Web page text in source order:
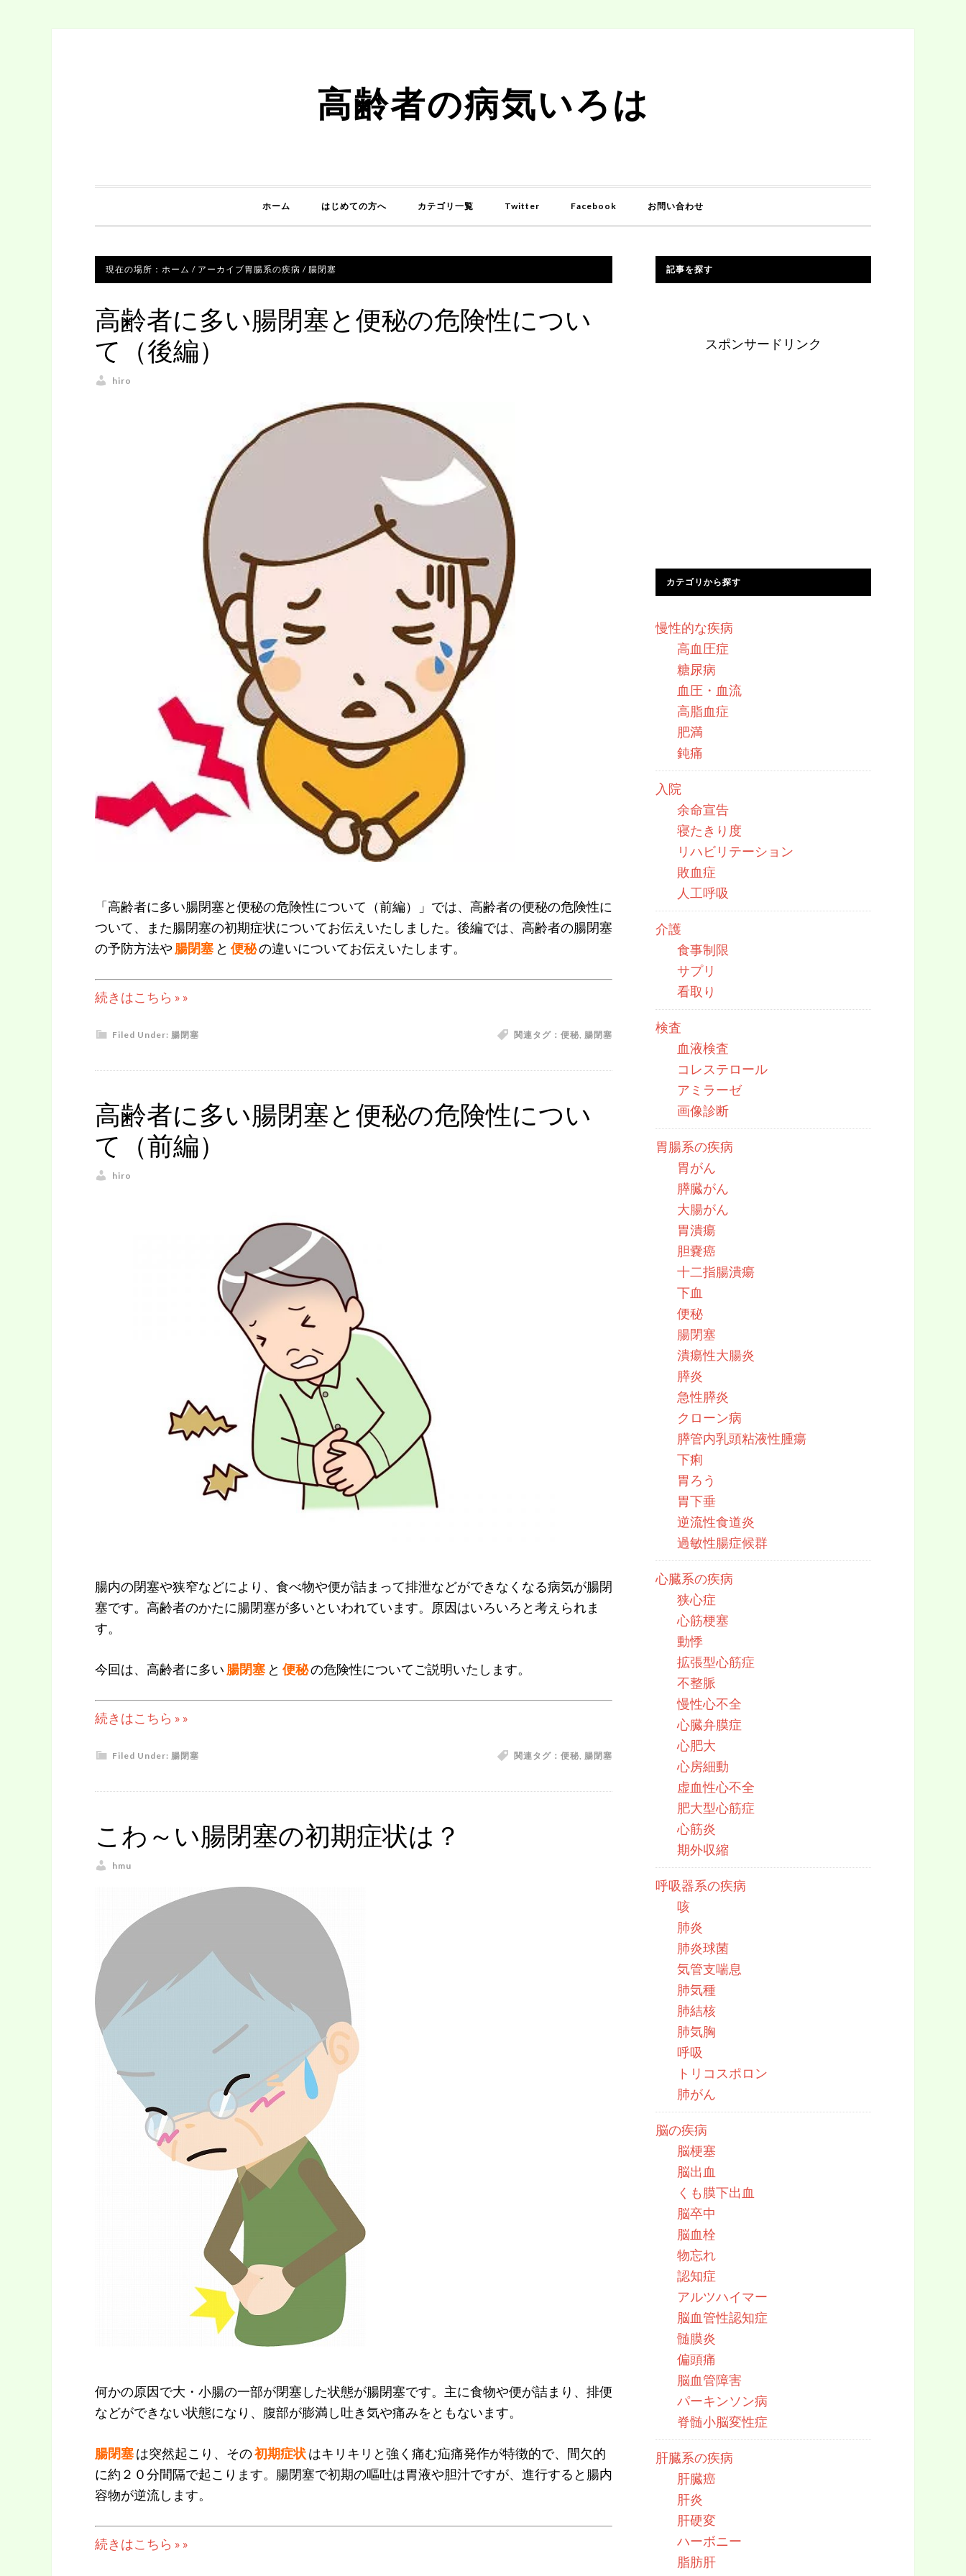
高齢者の病気いろは
ホーム はじめての方へ カテゴリ一覧 Twitter Facebook お問い合わせ
現在の場所： ホーム / アーカイブ胃腸系の疾病 / 腸閉塞
高齢者に多い腸閉塞と便秘の危険性につい
て（後編）
hiro
「高齢者に多い腸閉塞と便秘の危険性について（前編）」では、高齢者の便秘の危険性に
ついて、また腸閉塞の初期症状についてお伝えいたしました。後編では、高齢者の腸閉塞
の予防方法や 腸閉塞 と 便秘の違いについてお伝えいたします。
続きはこちら » »
Filed Under: 腸閉塞 関連タグ： 便秘, 腸閉塞
高齢者に多い腸閉塞と便秘の危険性につい
て（前編）
hiro
腸内の閉塞や狭窄などにより、食べ物や便が詰まって排泄などができなくなる病気が腸閉
塞です。高齢者のかたに腸閉塞が多いといわれています。原因はいろいろと考えられま
す。
今回は、高齢者に多い 腸閉塞 と 便秘の危険性についてご説明いたします。
続きはこちら » »
Filed Under: 腸閉塞 関連タグ： 便秘, 腸閉塞
こわ～い腸閉塞の初期症状は？
hmu
何かの原因で大・小腸の一部が閉塞した状態が腸閉塞です。主に食物や便が詰まり、排便
などができない状態になり、腹部が膨満し吐き気や痛みをともないます。
腸閉塞は突然起こり、その初期症状はキリキリと強く痛む疝痛発作が特徴的で、間欠的
に約２０分間隔で起こります。腸閉塞で初期の嘔吐は胃液や胆汁ですが、進行すると腸内
容物が逆流します。
続きはこちら » »
記事を探す
スポンサードリンク
カテゴリから探す
慢性的な疾病
高血圧症
糖尿病
血圧・血流
高脂血症
肥満
鈍痛
入院
余命宣告
寝たきり度
リハビリテーション
敗血症
人工呼吸
介護
食事制限
サプリ
看取り
検査
血液検査
コレステロール
アミラーゼ
画像診断
胃腸系の疾病
胃がん
膵臓がん
大腸がん
胃潰瘍
胆嚢癌
十二指腸潰瘍
下血
便秘
腸閉塞
潰瘍性大腸炎
膵炎
急性膵炎
クローン病
膵管内乳頭粘液性腫瘍
下痢
胃ろう
胃下垂
逆流性食道炎
過敏性腸症候群
心臓系の疾病
狭心症
心筋梗塞
動悸
拡張型心筋症
不整脈
慢性心不全
心臓弁膜症
心肥大
心房細動
虚血性心不全
肥大型心筋症
心筋炎
期外収縮
呼吸器系の疾病
咳
肺炎
肺炎球菌
気管支喘息
肺気種
肺結核
肺気胸
呼吸
トリコスポロン
肺がん
脳の疾病
脳梗塞
脳出血
くも膜下出血
脳卒中
脳血栓
物忘れ
認知症
アルツハイマー
脳血管性認知症
髄膜炎
偏頭痛
脳血管障害
パーキンソン病
脊髄小脳変性症
肝臓系の疾病
肝臓癌
肝炎
肝硬変
ハーボニー
脂肪肝